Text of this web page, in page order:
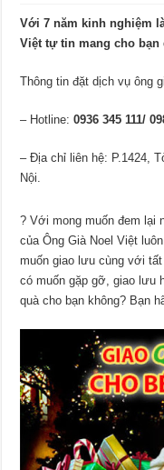
Với 7 năm kinh nghiệm
Việt tự tin mang cho bạn
Thông tin đặt dịch vụ ông
– Hotline:0936 345 111/
– Địa chỉ liên hệ: P.1424,
Nội.
? Với mong muốn đem lại
của Ông Già Noel Việt
muốn giao lưu cùng với
có muốn gặp gỡ, giao lưu
quà cho bạn không? Bạn